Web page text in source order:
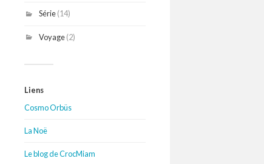
Série(14)
Voyage(2)
Liens
Cosmo Orbüs
La Noë
Le blog de CrocMiam